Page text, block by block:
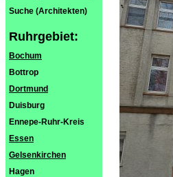
Suche (Architekten)
Ruhrgebiet:
Bochum
Bottrop
Dortmund
Duisburg
Ennepe-Ruhr-Kreis
Essen
Gelsenkirchen
Hagen